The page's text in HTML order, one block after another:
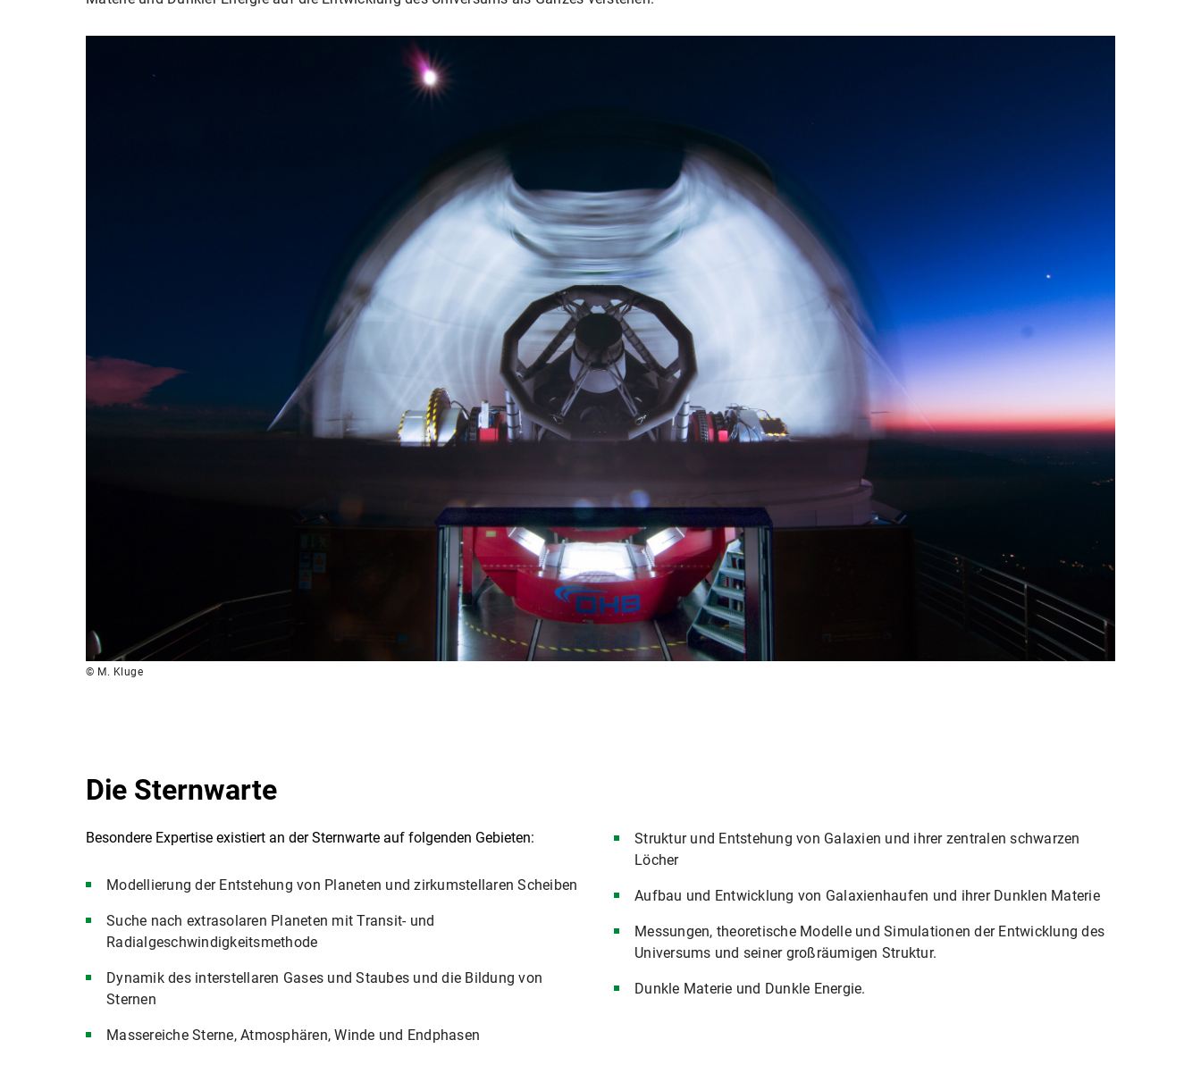
© M. Kluge
Die Sternwarte
Besondere Expertise existiert an der Sternwarte auf folgenden Gebieten:
Modellierung der Entstehung von Planeten und zirkumstellaren Scheiben
Suche nach extrasolaren Planeten mit Transit- und
Radialgeschwindigkeitsmethode
Dynamik des interstellaren Gases und Staubes und die Bildung von
Sternen
Massereiche Sterne, Atmosphären, Winde und Endphasen
Struktur und Entstehung von Galaxien und ihrer zentralen schwarzen
Löcher
Aufbau und Entwicklung von Galaxienhaufen und ihrer Dunklen Materie
Messungen, theoretische Modelle und Simulationen der Entwicklung des
Universums und seiner großräumigen Struktur.
Dunkle Materie und Dunkle Energie.